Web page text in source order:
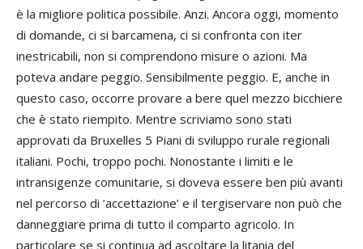
è la migliore politica possibile. Anzi. Ancora oggi, momento
di domande, ci si barcamena, ci si confronta con iter
inestricabili, non si comprendono misure o azioni. Ma
poteva andare peggio. Sensibilmente peggio. E, anche in
questo caso, occorre provare a bere quel mezzo bicchiere
che è stato riempito. Mentre scriviamo sono stati
approvati da Bruxelles 5 Piani di sviluppo rurale regionali
italiani. Pochi, troppo pochi. Nonostante i limiti e le
intransigenze comunitarie, si doveva essere ben più avanti
nel percorso di ‘accettazione’ e il tergiservare non può che
danneggiare prima di tutto il comparto agricolo. In
particolare se si continua ad ascoltare la litania del